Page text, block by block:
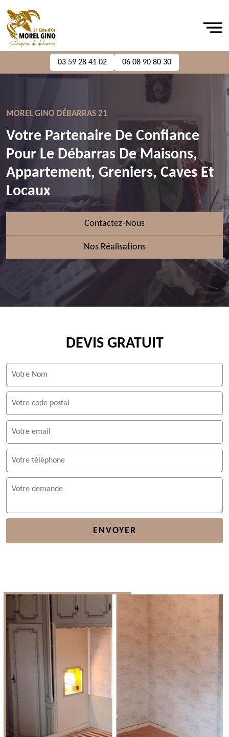
03 59 28 41 02 06 08 90 80 30
MOREL GINO DÉBARRAS 21
Votre Partenaire De Confiance
Pour Le Débarras De Maisons,
Appartement, Greniers, Caves Et
Locaux
Contactez-Nous
Nos Réalisations
DEVIS GRATUIT